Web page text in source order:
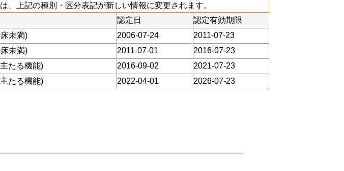
、上記の種別・区分表記が新しい情報に変更されます。
認定日
認定有効期限
未満) 2006-07-24
2011-07-23
未満) 2011-07-01
2016-07-23
たる機能) 2016-09-02
2021-07-23
たる機能) 2022-04-01 2026-07-23